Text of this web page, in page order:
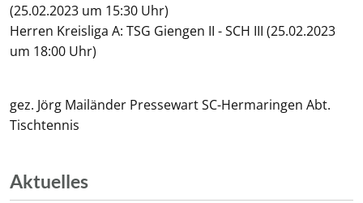
(25.02.2023 um 15:30 Uhr)
Herren Kreisliga A: TSG Giengen II - SCH III (25.02.2023
um 18:00 Uhr)
gez. Jörg Mailänder Pressewart SC-Hermaringen Abt.
Tischtennis
Aktuelles